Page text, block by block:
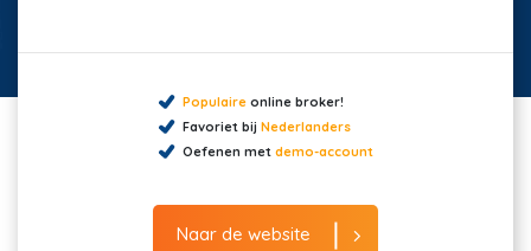
Populaireonline broker!
Favoriet bij Nederlanders
Oefenen met demo-account
Naar de website